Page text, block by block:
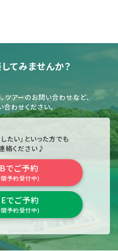
てみませんか？
ツアーのお問い合わせなど、
わせください。
たい」といった方でも
絡ください♪
でご予約
予約受付中)
でご予約
予約受付中)